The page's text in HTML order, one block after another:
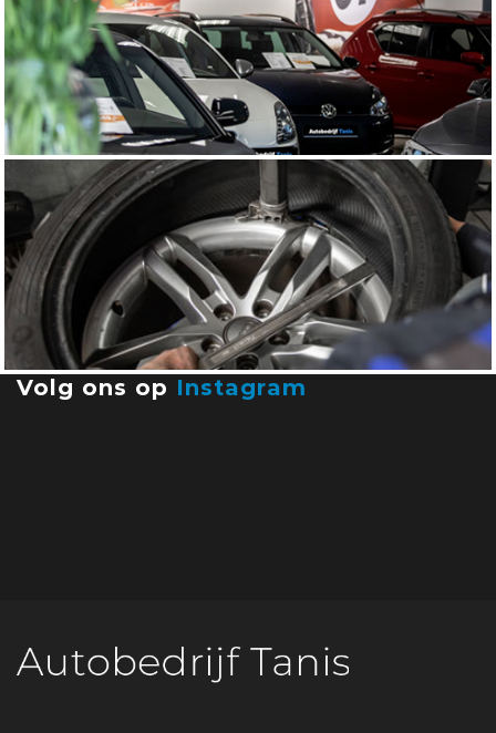
Volg ons op Instagram